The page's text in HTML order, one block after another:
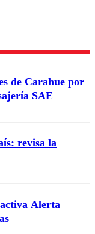
garantizar un
de Carahue por
SAE
revisa la
Alerta